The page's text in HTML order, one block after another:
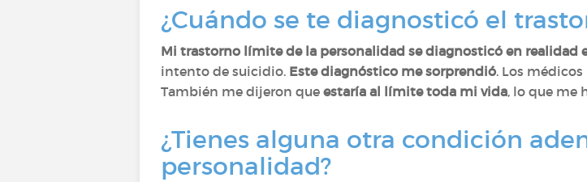
¿Cuándo se te diagnosticó el
Mi trastorno límite de la personalidad se diagnosticó en realidad
intento de suicidio. Este diagnóstico me sorprendió. Los
También me dijeron que estaría al límite toda mi vida, lo que me
¿Tienes alguna otra condición
personalidad?